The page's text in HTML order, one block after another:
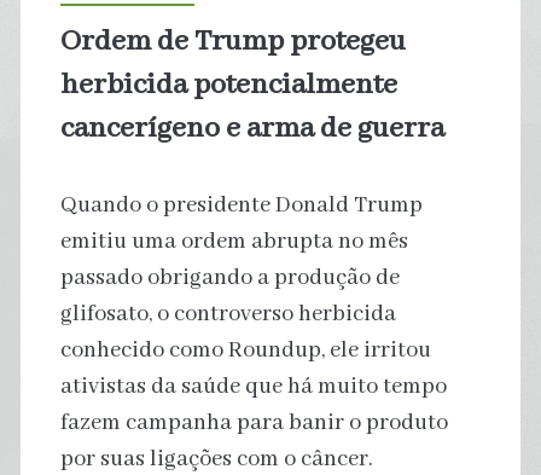
Ordem de Trump protegeu
herbicida potencialmente
cancerígeno e arma de guerra
Quando o presidente Donald Trump
emitiu uma ordem abrupta no mês
passado obrigando a produção de
glifosato, o controverso herbicida
conhecido como Roundup, ele irritou
ativistas da saúde que há muito tempo
fazem campanha para banir o produto
por suas ligações com o câncer.